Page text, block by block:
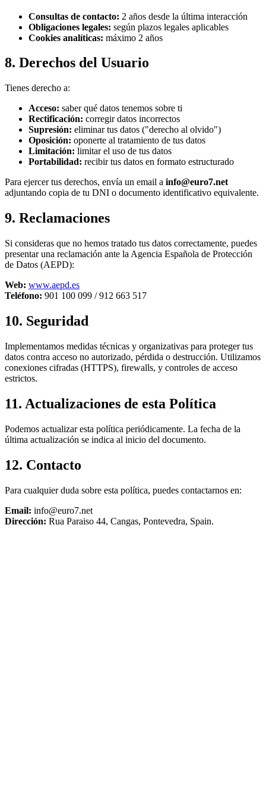
Consultas de contacto: 2 años desde la última interacción
Obligaciones legales: según plazos legales aplicables
Cookies analíticas: máximo 2 años
8. Derechos del Usuario
Tienes derecho a:
Acceso: saber qué datos tenemos sobre ti
Rectificación: corregir datos incorrectos
Supresión: eliminar tus datos ("derecho al olvido")
Oposición: oponerte al tratamiento de tus datos
Limitación: limitar el uso de tus datos
Portabilidad: recibir tus datos en formato estructurado
Para ejercer tus derechos, envía un email a info@euro7.net
adjuntando copia de tu DNI o documento identificativo equivalente.
9. Reclamaciones
Si consideras que no hemos tratado tus datos correctamente, puedes
presentar una reclamación ante la Agencia Española de Protección
de Datos (AEPD):
Web: www.aepd.es
Teléfono: 901 100 099 / 912 663 517
10. Seguridad
Implementamos medidas técnicas y organizativas para proteger tus
datos contra acceso no autorizado, pérdida o destrucción. Utilizamos
conexiones cifradas (HTTPS), firewalls, y controles de acceso
estrictos.
11. Actualizaciones de esta Política
Podemos actualizar esta política periódicamente. La fecha de la
última actualización se indica al inicio del documento.
12. Contacto
Para cualquier duda sobre esta política, puedes contactarnos en:
Email: info@euro7.net
Dirección: Rua Paraiso 44, Cangas, Pontevedra, Spain.